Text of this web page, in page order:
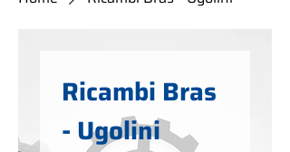
Ricambi Bras
- Ugolini